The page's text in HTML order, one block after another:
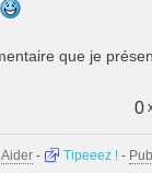
que je
0
Aider - Tipeeez ! -